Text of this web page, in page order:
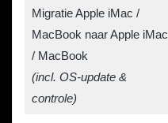
Migratie Apple iMac /
MacBook naar Apple iMac
/ MacBook
(incl. OS-update &
controle)